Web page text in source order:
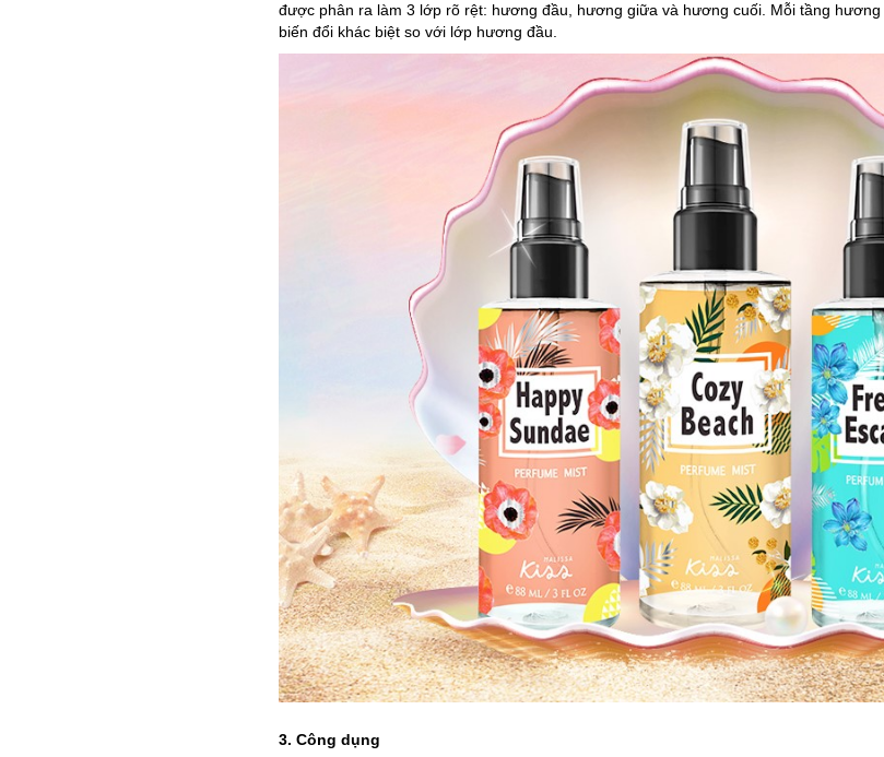
được phân ra làm 3 lớp rõ rệt: hương đầu, hương giữa và hương cuối. Mỗi tầng
biến đổi khác biệt so với lớp hương đầu.
3. Công dụng